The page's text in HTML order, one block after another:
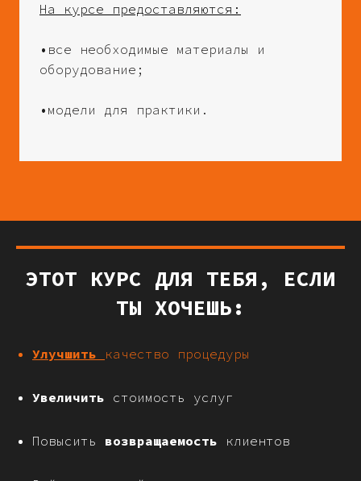
На курсе предоставляются:
•все необходимые материалы и
оборудование;
•модели для практики.
ЭТОТ КУРС ДЛЯ ТЕБЯ, ЕСЛИ
ТЫ ХОЧЕШЬ:
Улучшить качество процедуры
Увеличить стоимость услуг
Повысить возвращаемость клиентов